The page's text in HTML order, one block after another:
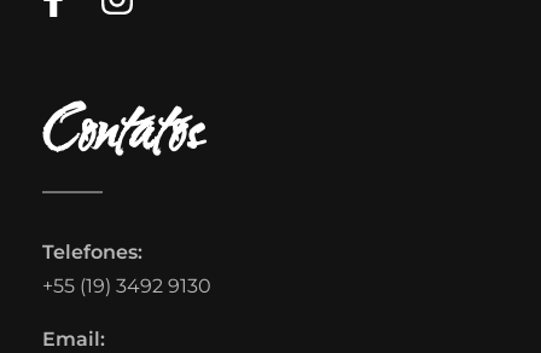
Contatos
Telefones:
+55 (19) 3492 9130
Email: